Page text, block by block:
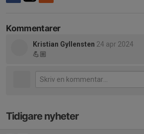
Kommentarer
Kristian Gyllensten 24 apr 2024
💪🏼
Tidigare nyheter